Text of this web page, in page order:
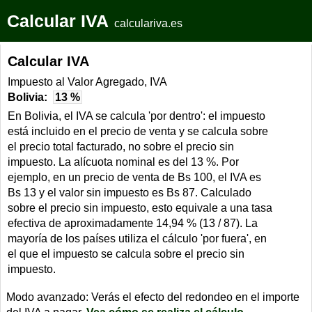
Calcular IVA calculariva.es
Calcular IVA
Impuesto al Valor Agregado, IVA
Bolivia:
13 %
En Bolivia, el IVA se calcula 'por dentro': el impuesto
está incluido en el precio de venta y se calcula sobre
el precio total facturado, no sobre el precio sin
impuesto. La alícuota nominal es del 13 %. Por
ejemplo, en un precio de venta de Bs 100, el IVA es
Bs 13 y el valor sin impuesto es Bs 87. Calculado
sobre el precio sin impuesto, esto equivale a una tasa
efectiva de aproximadamente 14,94 % (13 / 87). La
mayoría de los países utiliza el cálculo 'por fuera', en
el que el impuesto se calcula sobre el precio sin
impuesto.
Modo avanzado: Verás el efecto del redondeo en el importe